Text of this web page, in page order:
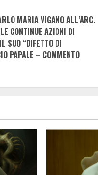
MARIA VIGANO ALL’ARC.
CONTINUE AZIONI DI
SUO “DIFETTO DI
PAPALE – COMMENTO